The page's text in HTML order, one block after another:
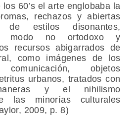
los 60’s el arte englobaba la
rechazos y abiertas
de estilos disonantes,
modo no ortodoxo y
recursos abigarrados de
como imágenes de los
objetos
urbanos, tratados con
y el nihilismo
las minorías culturales
2009, p. 8)